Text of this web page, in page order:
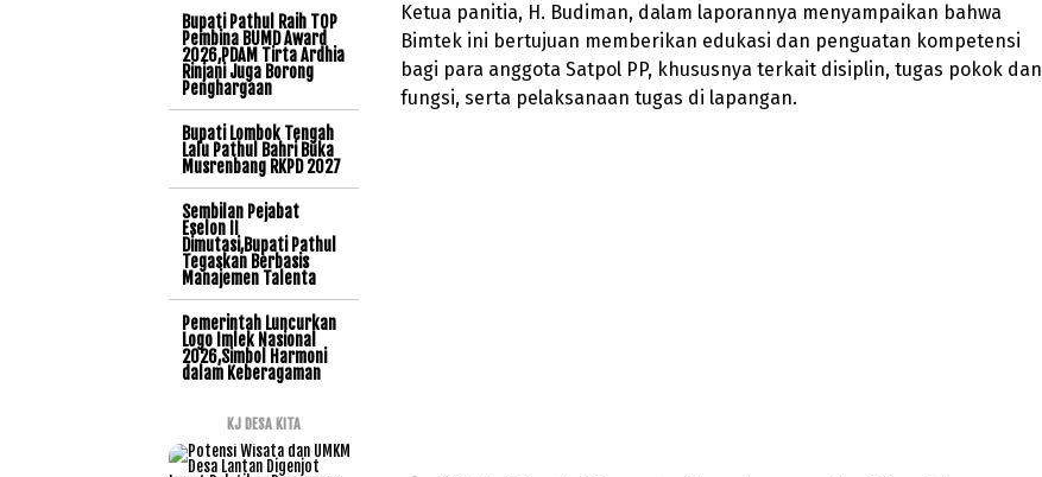
Ketua panitia, H. Budiman, dalam laporannya menyampaikan bahwa
Bimtek ini bertujuan memberikan edukasi dan penguatan kompetensi
bagi para anggota Satpol PP, khususnya terkait disiplin, tugas pokok dan
fungsi, serta pelaksanaan tugas di lapangan.
Bupati Pathul Raih TOP
Pembina BUMD Award
2026,PDAM Tirta Ardhia
Rinjani Juga Borong
Penghargaan
Bupati Lombok Tengah
Lalu Pathul Bahri Buka
Musrenbang RKPD 2027
Sembilan Pejabat
Eselon II
Dimutasi,Bupati Pathul
Tegaskan Berbasis
Manajemen Talenta
Pemerintah Luncurkan
Logo Imlek Nasional
2026,Simbol Harmoni
dalam Keberagaman
KJ DESA KITA